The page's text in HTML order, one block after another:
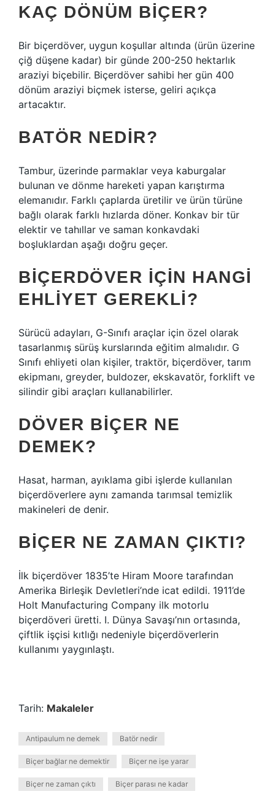
KAÇ DÖNÜM BIÇER?
Bir biçerdöver, uygun koşullar altında (ürün üzerine
çiğ düşene kadar) bir günde 200-250 hektarlık
araziyi biçebilir. Biçerdöver sahibi her gün 400
dönüm araziyi biçmek isterse, geliri açıkça
artacaktır.
BATÖR NEDIR?
Tambur, üzerinde parmaklar veya kaburgalar
bulunan ve dönme hareketi yapan karıştırma
elemanıdır. Farklı çaplarda üretilir ve ürün türüne
bağlı olarak farklı hızlarda döner. Konkav bir tür
elektir ve tahıllar ve saman konkavdaki
boşluklardan aşağı doğru geçer.
BIÇERDÖVER IÇIN HANGI
EHLIYET GEREKLI?
Sürücü adayları, G-Sınıfı araçlar için özel olarak
tasarlanmış sürüş kurslarında eğitim almalıdır. G
Sınıfı ehliyeti olan kişiler, traktör, biçerdöver, tarım
ekipmanı, greyder, buldozer, ekskavatör, forklift ve
silindir gibi araçları kullanabilirler.
DÖVER BIÇER NE
DEMEK?
Hasat, harman, ayıklama gibi işlerde kullanılan
biçerdöverlere aynı zamanda tarımsal temizlik
makineleri de denir.
BIÇER NE ZAMAN ÇIKTI?
İlk biçerdöver 1835’te Hiram Moore tarafından
Amerika Birleşik Devletleri’nde icat edildi. 1911’de
Holt Manufacturing Company ilk motorlu
biçerdöveri üretti. I. Dünya Savaşı’nın ortasında,
çiftlik işçisi kıtlığı nedeniyle biçerdöverlerin
kullanımı yaygınlaştı.
Tarih: Makaleler
Antipaulum ne demek Batör nedir
Biçer bağlar ne demektir Biçer ne işe yarar
Biçer ne zaman çıktı Biçer parası ne kadar